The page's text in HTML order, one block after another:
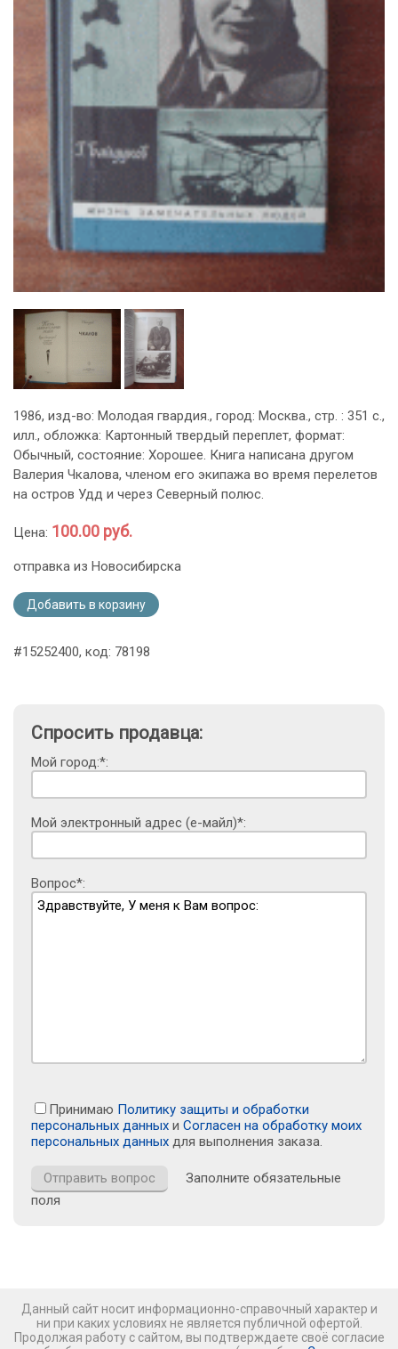
1986, изд-во: Молодая гвардия., город: Москва., стр. : 351 с.,
илл., обложка: Картонный твердый переплет, формат:
Обычный, состояние: Хорошее. Книга написана другом
Валерия Чкалова, членом его экипажа во время перелетов
на остров Удд и через Северный полюс.
Цена: 100.00 руб.
отправка из Новосибирска
Добавить в корзину
#15252400, код: 78198
Спросить продавца:
Мой город:*:
Мой электронный адрес (е-майл)*:
Вопрос*:
Принимаю Политику защиты и обработки
персональных данных и Согласен на обработку моих
персональных данных для выполнения заказа.
Заполните обязательные
поля
Данный сайт носит информационно-справочный характер и
ни при каких условиях не является публичной офертой.
Продолжая работу с сайтом, вы подтверждаете своё согласие